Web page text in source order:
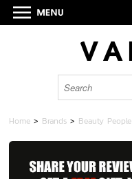
Home > Brands > Beauty People